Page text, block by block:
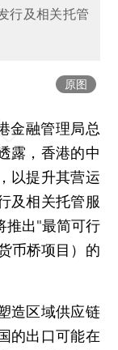
行及相关托管
原图
金融管理局总
露，香港的中
以提升其营运
及相关托管服
推出"最简可行
币桥项目）的
区域供应链
的出口可能在